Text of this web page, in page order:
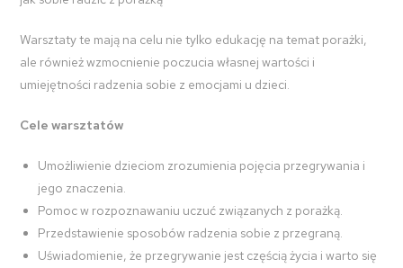
Warsztaty te mają na celu nie tylko edukację na temat porażki,
ale również wzmocnienie poczucia własnej wartości i
umiejętności radzenia sobie z emocjami u dzieci.
Cele warsztatów
Umożliwienie dzieciom zrozumienia pojęcia przegrywania i
jego znaczenia.
Pomoc w rozpoznawaniu uczuć związanych z porażką.
Przedstawienie sposobów radzenia sobie z przegraną.
Uświadomienie, że przegrywanie jest częścią życia i warto się